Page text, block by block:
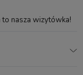
to nasza wizytówka!